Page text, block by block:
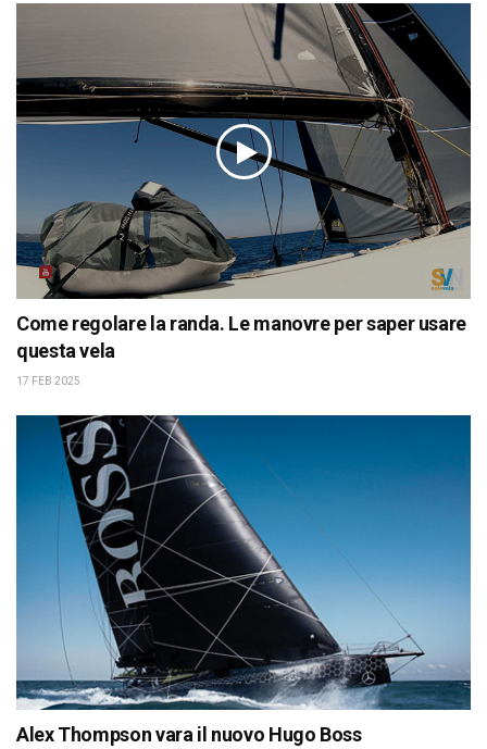
Come regolare la randa. Le manovre per saper usare
questa vela
17 FEB 2025
Alex Thompson vara il nuovo Hugo Boss